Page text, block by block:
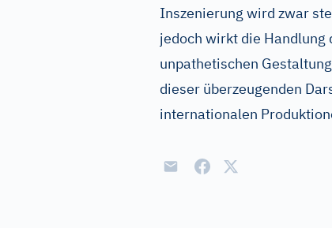
Inszenierung wird zwar
jedoch wirkt die
unpathetischen
dieser überzeugenden
internationalen